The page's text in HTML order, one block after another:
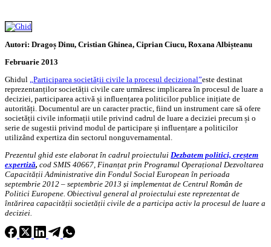
Autori: Dragoș Dinu, Cristian Ghinea, Ciprian Ciucu, Roxana Albișteanu
Februarie 2013
Ghidul
„Participarea societății civile la procesul decizional”este destinat
reprezentanților societății civile care urmăresc implicarea în procesul de luare a
deciziei, participarea activă și influențarea politicilor publice inițiate de
autorități. Documentul are un caracter practic, fiind un instrument care să ofere
societății civile informații utile privind cadrul de luare a deciziei precum și o
serie de sugestii privind modul de participare și influențare a politicilor
utilizând expertiza din sectorul nonguvernamental.
Prezentul ghid este elaborat în cadrul proiectului Dezbatem politici, creștem
expertiză, cod SMIS 40667, Finanțat prin Programul Operațional Dezvoltarea
Capacității Administrative din Fondul Social European în perioada
septembrie 2012 – septembrie 2013 și implementat de Centrul Român de
Politici Europene. Obiectivul general al proiectului este reprezentat de
întărirea capacității societății civile de a participa activ la procesul de luare a
deciziei.